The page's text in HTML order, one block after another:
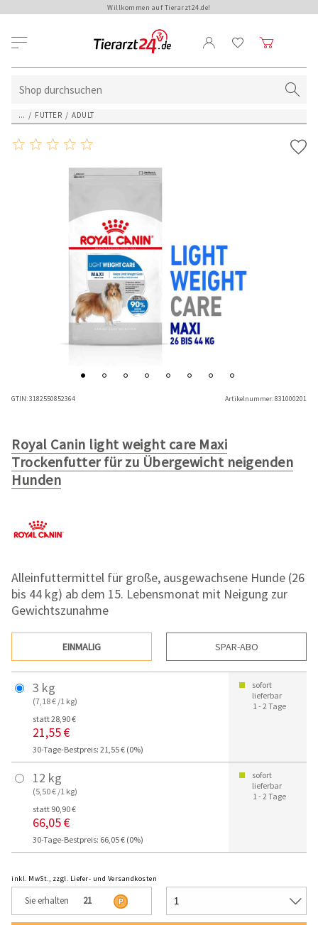
Willkommen auf Tierarzt24.de!
... / FUTTER / ADULT
GTIN:3182550852364 Artikelnummer:831000201
Royal Canin light weight care Maxi
Trockenfutter für zu Übergewicht neigenden
Hunden
Alleinfuttermittel für große, ausgewachsene Hunde (26
bis 44 kg) ab dem 15. Lebensmonat mit Neigung zur
Gewichtszunahme
EINMALIG SPAR-ABO
3 kg
(7,18 € /1 kg)
statt 28,90 €
21,55 €
30-Tage-Bestpreis: 21,55 € (0%)
sofort
lieferbar
1 - 2 Tage
12 kg
(5,50 € /1 kg)
statt 90,90 €
66,05 €
30-Tage-Bestpreis: 66,05 € (0%)
sofort
lieferbar
1 - 2 Tage
inkl. MwSt., zzgl. Liefer- und Versandkosten
Sie erhalten 21